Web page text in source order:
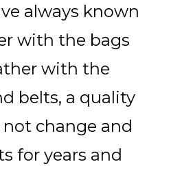
always known
with the bags
with the
belts, a quality
change and
for years and